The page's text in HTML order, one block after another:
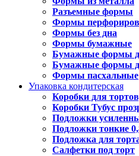
Разъемные формы
Формы
Формы без дна
Формы бумажные
Бумажные формы
Бумажные формы
Формы пасхальные
Упаковка кондитерская
Коробки для
Коробки Тубус
Подложки
Подложки тонкие
Подложка для
Салфетки под торт